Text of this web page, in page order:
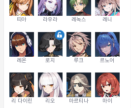
띠아 라우라 레녹스 레니
레온 로지 루크 르노어
리 다이린 리오 마르티나 마이